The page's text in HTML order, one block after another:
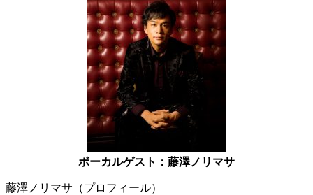
ボーカルゲスト：藤澤ノリマサ
藤澤ノリマサ（プロフィール）